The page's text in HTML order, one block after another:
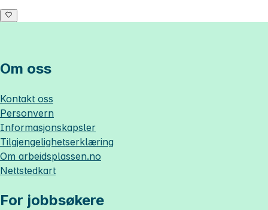
Om oss
Kontakt oss
Personvern
Informasjonskapsler
Tilgjengelighetserklæring
Om arbeidsplassen.no
Nettstedkart
For jobbsøkere